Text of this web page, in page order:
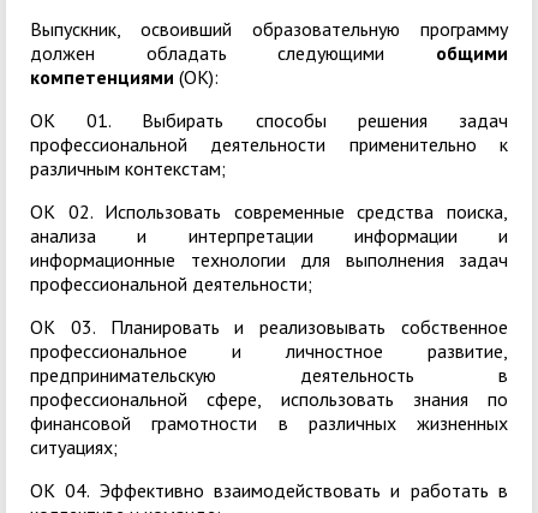
Выпускник, освоивший образовательную программу
должен обладать следующими общими
компетенциями (ОК):
ОК 01. Выбирать способы решения задач
профессиональной деятельности применительно к
различным контекстам;
ОК 02. Использовать современные средства поиска,
анализа и интерпретации информации и
информационные технологии для выполнения задач
профессиональной деятельности;
ОК 03. Планировать и реализовывать собственное
профессиональное и личностное развитие,
предпринимательскую деятельность в
профессиональной сфере, использовать знания по
финансовой грамотности в различных жизненных
ситуациях;
ОК 04. Эффективно взаимодействовать и работать в